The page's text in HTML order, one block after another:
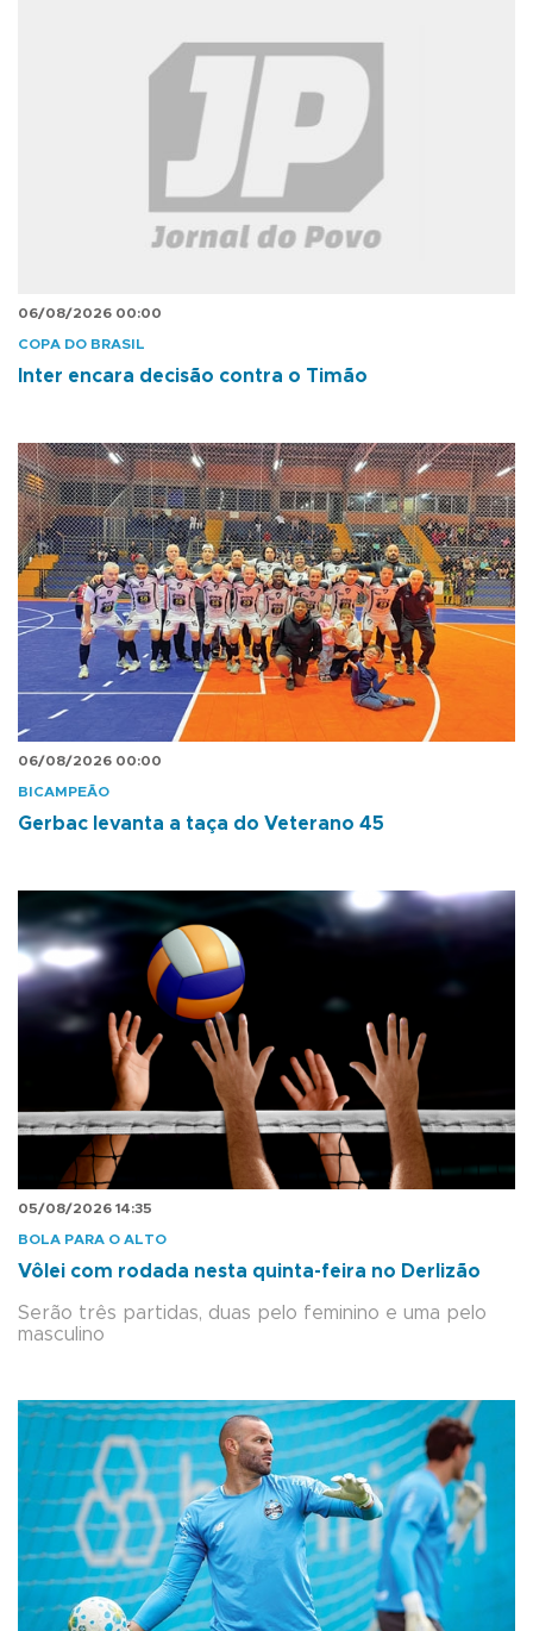
06/08/2026 00:00
COPA DO BRASIL
Inter encara decisão contra o Timão
06/08/2026 00:00
BICAMPEÃO
Gerbac levanta a taça do Veterano 45
05/08/2026 14:35
BOLA PARA O ALTO
Vôlei com rodada nesta quinta-feira no Derlizão
Serão três partidas, duas pelo feminino e uma pelo
masculino